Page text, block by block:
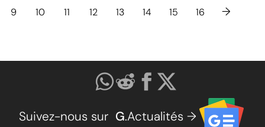
9
10 11 12 13 14 15 16 →
Suivez-nous sur G.Actualités →